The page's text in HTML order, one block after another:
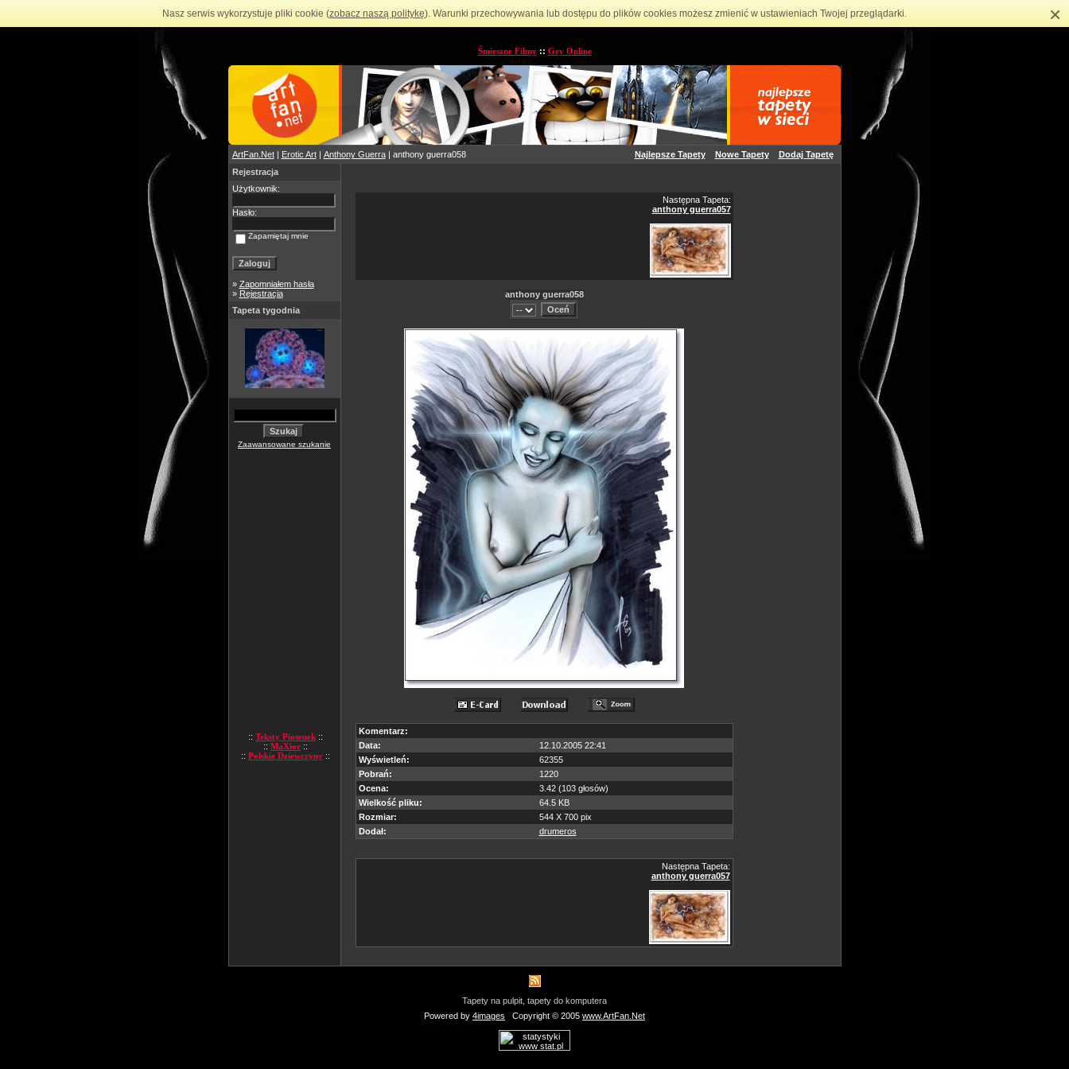
Nasz serwis wykorzystuje pliki cookie (zobacz naszą politykę). Warunki przechowywania lub dostępu do plików cookies możesz zmienić w ustawieniach Twojej przeglądarki. ×
Śmieszne Filmy:: Gry Online
ArtFan.Net| Erotic Art| Anthony Guerra| anthony guerra058 Najlepsze Tapety Nowe Tapety
Dodaj Tapetę
Rejestracja
Użytkownik:
Hasło:
Zapamiętaj mnie
» Zapomniałem hasła
» Rejestracja
Tapeta tygodnia
Zaawansowane szukanie
:: Teksty Piosenek ::
:: MaXior ::
:: Polskie Dziewczyny ::
Następna Tapeta:
anthony guerra057
anthony guerra058
Komentarz:
Data:
12.10.2005 22:41
Wyświetleń:
62355
Pobrań:
1220
Ocena:
3.42 (103 głosów)
Wielkość pliku:
64.5 KB
Rozmiar:
544 X 700 pix
Dodał:
drumeros
Następna Tapeta:
anthony guerra057
Tapety na pulpit, tapety do komputera
Powered by 4images Copyright © 2005 www.ArtFan.Net